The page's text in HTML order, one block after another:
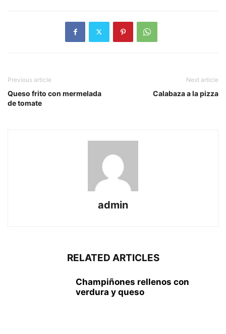
Previous article
Queso frito con mermelada
de tomate
Next article
Calabaza a la pizza
admin
RELATED ARTICLES
Champiñones rellenos con
verdura y queso